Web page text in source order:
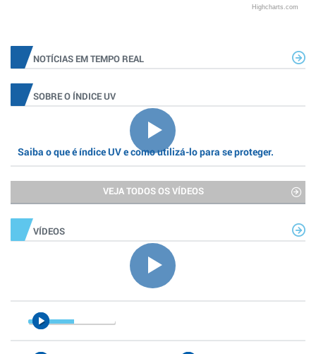
Highcharts.com
NOTÍCIAS EM TEMPO REAL
SOBRE O ÍNDICE UV
Saiba o que é índice UV e como utilizá-lo para se proteger.
VEJA TODOS OS VÍDEOS
VÍDEOS